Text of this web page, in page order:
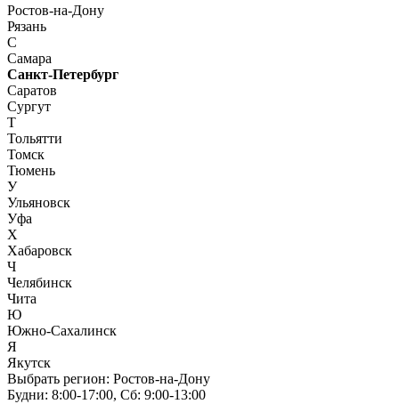
Ростов-на-Дону
Рязань
С
Самара
Санкт-Петербург
Саратов
Сургут
Т
Тольятти
Томск
Тюмень
У
Ульяновск
Уфа
Х
Хабаровск
Ч
Челябинск
Чита
Ю
Южно-Сахалинск
Я
Якутск
Выбрать регион: Ростов-на-Дону
Будни: 8:00‑17:00, Сб: 9:00‑13:00